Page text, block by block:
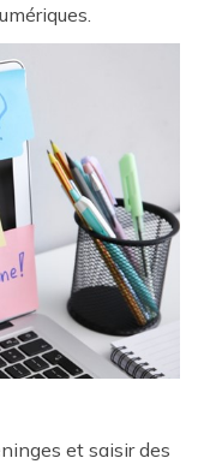
et saisir des